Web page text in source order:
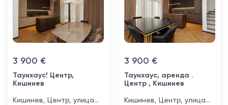
3 900 €
Таунхаус! Центр,
Кишинев
Кишинев, Центр, улица
3 900 €
Таунхаус, аренда .
Центр , Кишинев
Кишинев, Центр, улица